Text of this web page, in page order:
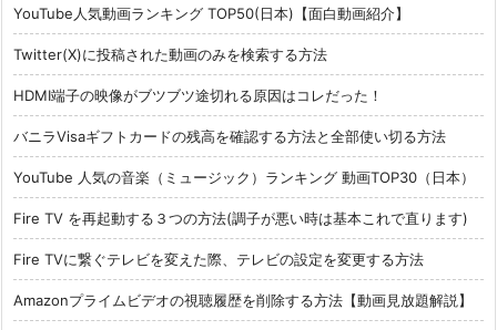
YouTube人気動画ランキング TOP50(日本)【面白動画紹介】
Twitter(X)に投稿された動画のみを検索する方法
HDMI端子の映像がブツブツ途切れる原因はコレだった！
バニラVisaギフトカードの残高を確認する方法と全部使い切る方法
YouTube 人気の音楽（ミュージック）ランキング 動画TOP30（日本）
Fire TV を再起動する３つの方法(調子が悪い時は基本これで直ります)
Fire TVに繋ぐテレビを変えた際、テレビの設定を変更する方法
Amazonプライムビデオの視聴履歴を削除する方法【動画見放題解説】